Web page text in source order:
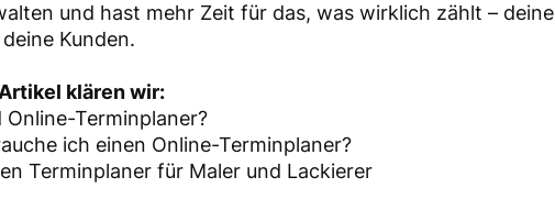
und hast mehr Zeit für das, was wirklich zählt – deine
Kunden.
klären wir:
Online-Terminplaner?
ich einen Online-Terminplaner?
Terminplaner für Maler und Lackierer